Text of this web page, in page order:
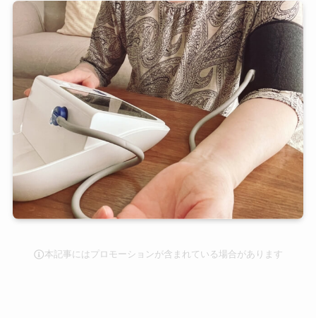
本記事にはプロモーションが含まれている場合があります